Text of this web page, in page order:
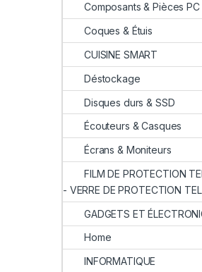
Composants & Pièces PC
Coques & Étuis
CUISINE SMART
Déstockage
Disques durs & SSD
Écouteurs & Casques
Écrans & Moniteurs
FILM DE PROTECTION
- VERRE DE PROTECTION
GADGETS ET
Home
INFORMATIQUE